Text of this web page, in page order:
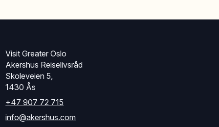
Visit Greater Oslo
Akershus Reiselivsråd
Skoleveien 5,
1430 Ås
+47 907 72 715
info@akershus.com